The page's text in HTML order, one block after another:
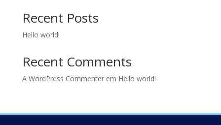
Recent Posts
Hello world!
Recent Comments
A WordPress Commenterem Hello world!